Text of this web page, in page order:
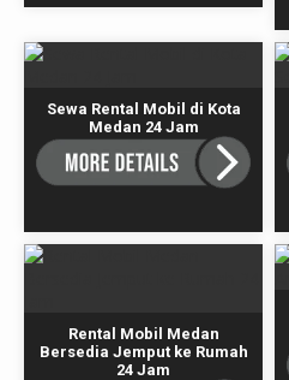
Sewa Rental Mobil di Kota
Medan 24 Jam
Rental Mobil Medan
Bersedia Jemput ke Rumah
24 Jam